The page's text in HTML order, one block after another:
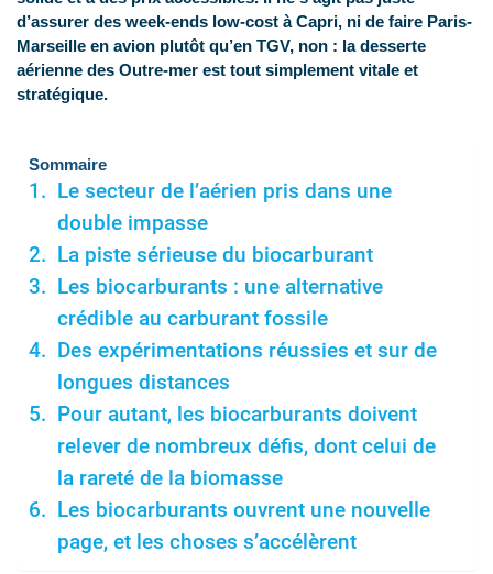
d’assurer des week-ends low-cost à Capri, ni de faire Paris-
Marseille en avion plutôt qu’en TGV, non : la desserte
aérienne des Outre-mer est tout simplement vitale et
stratégique.
Sommaire
Le secteur de l’aérien pris dans une
double impasse
La piste sérieuse du biocarburant
Les biocarburants : une alternative
crédible au carburant fossile
Des expérimentations réussies et sur de
longues distances
Pour autant, les biocarburants doivent
relever de nombreux défis, dont celui de
la rareté de la biomasse
Les biocarburants ouvrent une nouvelle
page, et les choses s’accélèrent